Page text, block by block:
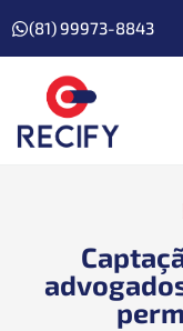
(81) 99973-8843